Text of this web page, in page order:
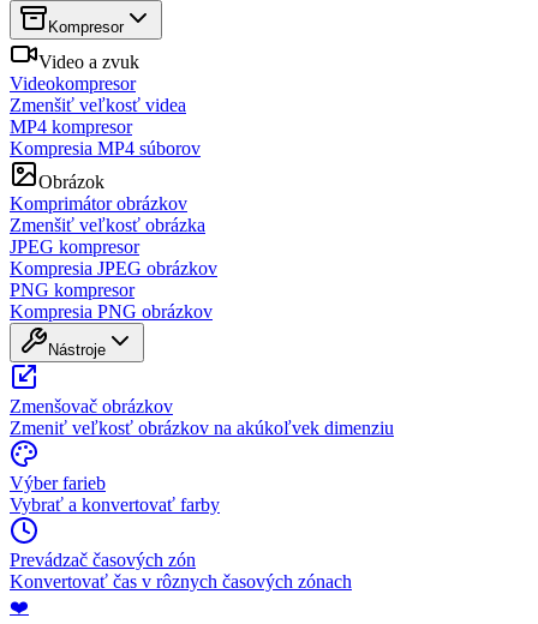
Kompresor
Video a zvuk
Videokompresor
Zmenšiť veľkosť videa
MP4 kompresor
Kompresia MP4 súborov
Obrázok
Komprimátor obrázkov
Zmenšiť veľkosť obrázka
JPEG kompresor
Kompresia JPEG obrázkov
PNG kompresor
Kompresia PNG obrázkov
Nástroje
Zmenšovač obrázkov
Zmeniť veľkosť obrázkov na akúkoľvek dimenziu
Výber farieb
Vybrať a konvertovať farby
Prevádzač časových zón
Konvertovať čas v rôznych časových zónach
❤️